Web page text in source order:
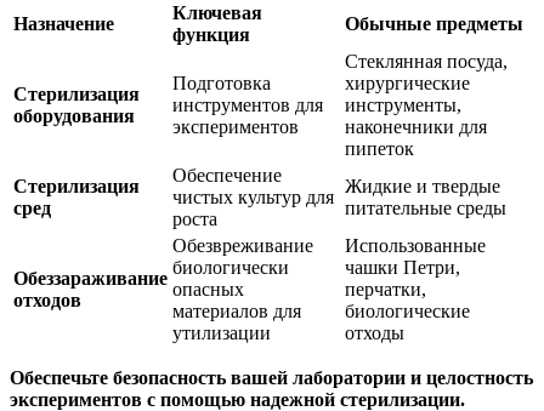
Назначение
Ключевая
функция
Обычные предметы
Стерилизация
оборудования
Подготовка
инструментов для
экспериментов
Стеклянная посуда,
хирургические
инструменты,
наконечники для
пипеток
Стерилизация
сред
Обеспечение
чистых культур для
роста
Жидкие и твердые
питательные среды
Обеззараживание
отходов
Обезвреживание
биологически
опасных
материалов для
утилизации
Использованные
чашки Петри,
перчатки,
биологические
отходы
Обеспечьте безопасность вашей лаборатории и целостность
экспериментов с помощью надежной стерилизации.